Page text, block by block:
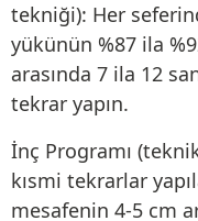
tekniği): Her
yükünün %87 ila
arasında 7 ila 12
tekrar yapın.
İnç Programı
kısmi tekrarlar
mesafenin 4-5 cm